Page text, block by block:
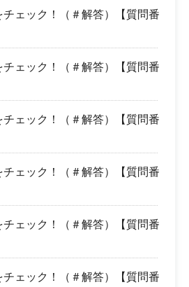
ェック！（＃解答）【質問番
ェック！（＃解答）【質問番
ェック！（＃解答）【質問番
ェック！（＃解答）【質問番
ェック！（＃解答）【質問番
ェック！（＃解答）【質問番